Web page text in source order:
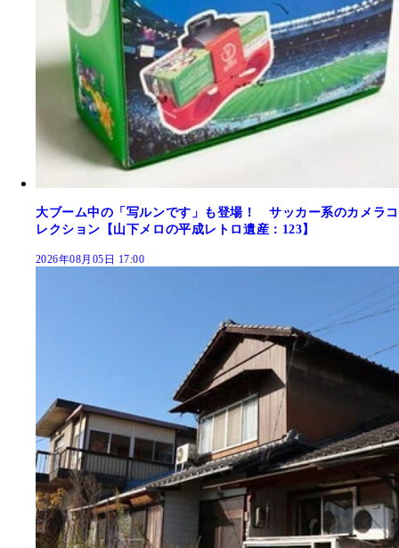
大ブーム中の「写ルンです」も登場！ サッカー系のカメラコ
レクション【山下メロの平成レトロ遺産：123】
2026年08月05日 17:00